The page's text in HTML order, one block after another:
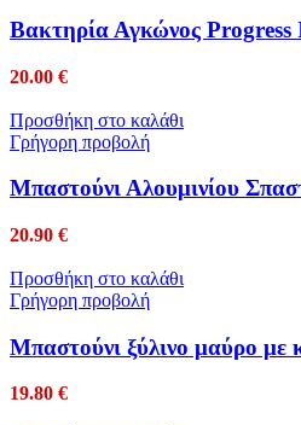
Βακτηρία Αγκώνος Progress
20.00 €
Προσθήκη στο καλάθι
Γρήγορη προβολή
Μπαστούνι Αλουμινίου
20.90 €
Προσθήκη στο καλάθι
Γρήγορη προβολή
Μπαστούνι ξύλινο μαύρο με
19.80 €